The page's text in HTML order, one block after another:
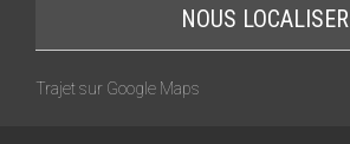
NOUS LOCALISER
Trajet sur Google Maps